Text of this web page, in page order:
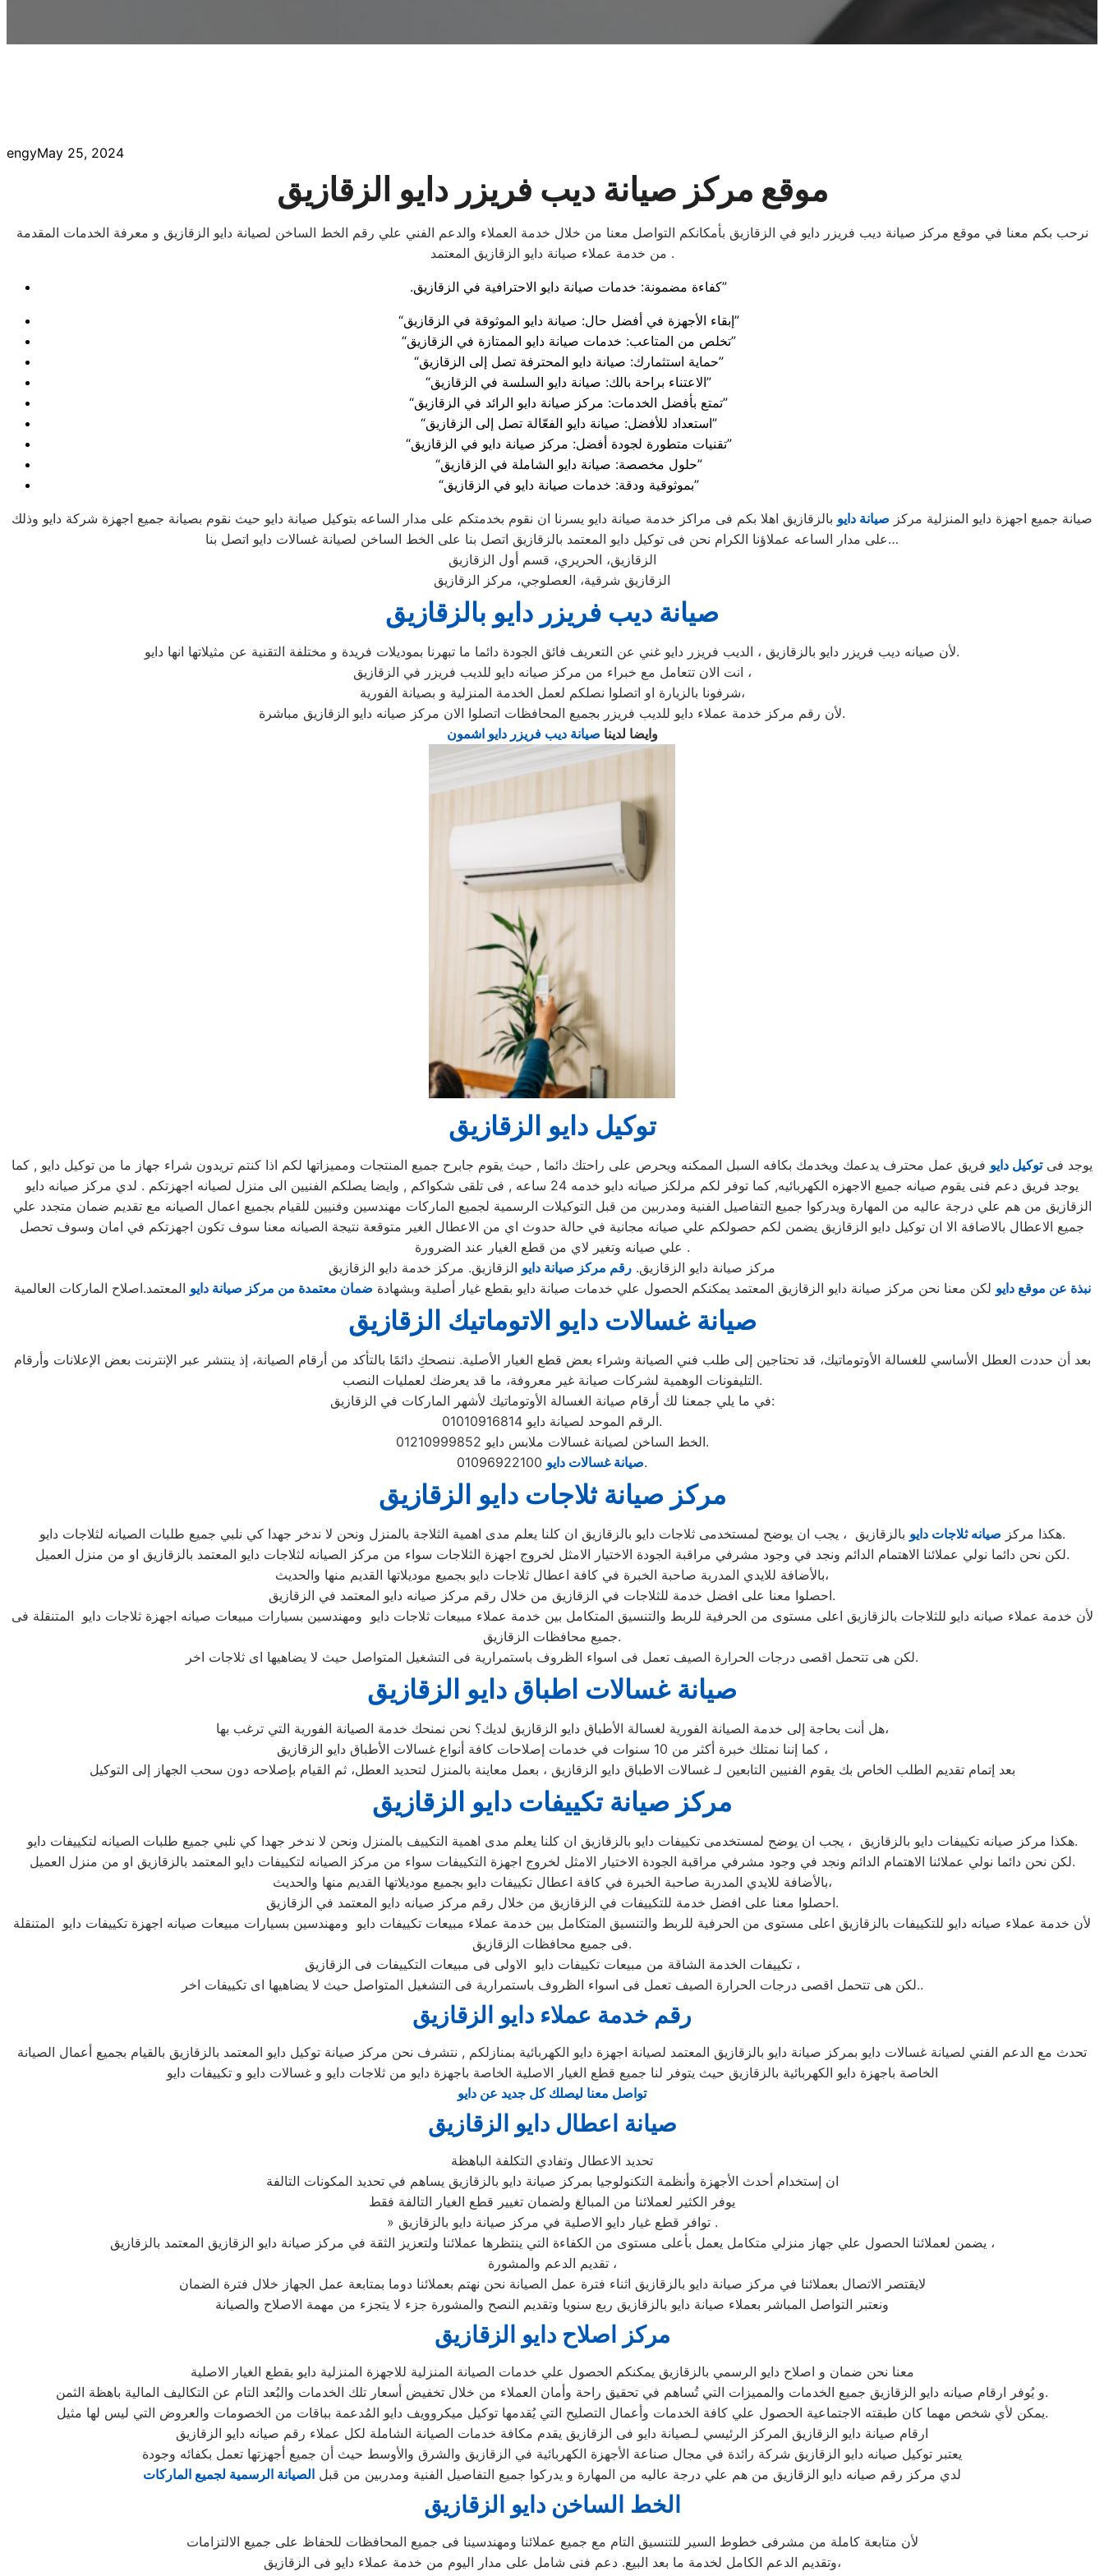
engyMay 25, 2024
موقع مركز صيانة ديب فريزر دايو الزقازيق
نرحب بكم معنا في موقع مركز صيانة ديب فريزر دايو في الزقازيق بأمكانكم التواصل معنا من خلال خدمة العملاء والدعم الفني علي رقم الخط الساخن لصيانة دايو الزقازيق و معرفة الخدمات المقدمة
من خدمة عملاء صيانة دايو الزقازيق المعتمد .
.كفاءة مضمونة: خدمات صيانة دايو الاحترافية في الزقازيق”
“إبقاء الأجهزة في أفضل حال: صيانة دايو الموثوقة في الزقازيق”
“تخلص من المتاعب: خدمات صيانة دايو الممتازة في الزقازيق”
“حماية استثمارك: صيانة دايو المحترفة تصل إلى الزقازيق”
“الاعتناء براحة بالك: صيانة دايو السلسة في الزقازيق”
“تمتع بأفضل الخدمات: مركز صيانة دايو الرائد في الزقازيق”
“استعداد للأفضل: صيانة دايو الفعّالة تصل إلى الزقازيق”
“تقنيات متطورة لجودة أفضل: مركز صيانة دايو في الزقازيق”
“حلول مخصصة: صيانة دايو الشاملة في الزقازيق”
“بموثوقية ودقة: خدمات صيانة دايو في الزقازيق”
صيانة جميع اجهزة دايو المنزلية مركز صيانة دايو بالزقازيق اهلا بكم فى مراكز خدمة صيانة دايو يسرنا ان نقوم بخدمتكم على مدار الساعه بتوكيل صيانة دايو حيث نقوم بصيانة جميع اجهزة شركة دايو وذلك
على مدار الساعه عملاؤنا الكرام نحن فى توكيل دايو المعتمد بالزقازيق اتصل بنا على الخط الساخن لصيانة غسالات دايو اتصل بنا…
الزقازيق، الحريري، قسم أول الزقازيق
الزقازيق شرقية، العصلوجي، مركز الزقازيق
صيانة ديب فريزر دايو بالزقازيق
لأن صيانه ديب فريزر دايو بالزقازيق ، الديب فريزر دايو غني عن التعريف فائق الجودة دائما ما تبهرنا بموديلات فريدة و مختلفة التقنية عن مثيلاتها انها دايو.
انت الان تتعامل مع خبراء من مركز صيانه دايو للديب فريزر في الزقازيق ،
شرفونا بالزيارة او اتصلوا نصلكم لعمل الخدمة المنزلية و بصيانة الفورية،
لأن رقم مركز خدمة عملاء دايو للديب فريزر بجميع المحافظات اتصلوا الان مركز صيانه دايو الزقازيق مباشرة.
وايضا لدينا صيانة ديب فريزر دايو اشمون
توكيل دايو الزقازيق
يوجد فىتوكيل دايو فريق عمل محترف يدعمك ويخدمك بكافه السبل الممكنه ويحرص على راحتك دائما , حيث يقوم جابرح جميع المنتجات ومميزاتها لكم اذا كنتم تريدون شراء جهاز ما من توكيل دايو , كما
يوجد فريق دعم فنى يقوم صيانه جميع الاجهزه الكهربائيه, كما توفر لكم مرلكز صيانه دايو خدمه 24 ساعه , فى تلقى شكواكم , وايضا يصلكم الفنيين الى منزل لصيانه اجهزتكم . لدي مركز صيانه دايو
الزقازيق من هم علي درجة عاليه من المهارة ويدركوا جميع التفاصيل الفنية ومدربين من قبل التوكيلات الرسمية لجميع الماركات مهندسين وفنيين للقيام بجميع اعمال الصيانه مع تقديم ضمان متجدد علي
جميع الاعطال بالاضافة الا ان توكيل دايو الزقازيق يضمن لكم حصولكم علي صيانه مجانية في حالة حدوث اي من الاعطال الغير متوقعة نتيجة الصيانه معنا سوف تكون اجهزتكم في امان وسوف تحصل
علي صيانه وتغير لاي من قطع الغيار عند الضرورة .
مركز صيانة دايو الزقازيق. رقم مركز صيانة دايو الزقازيق. مركز خدمة دايو الزقازيق
نبذة عن موقع دايو لكن معنا نحن مركز صيانة دايو الزقازيق المعتمد يمكنكم الحصول علي خدمات صيانة دايو بقطع غيار أصلية وبشهادة ضمان معتمدة من مركز صيانة دايو المعتمد.اصلاح الماركات العالمية
صيانة غسالات دايو الاتوماتيك الزقازيق
بعد أن حددت العطل الأساسي للغسالة الأوتوماتيك، قد تحتاجين إلى طلب فني الصيانة وشراء بعض قطع الغيار الأصلية. ننصحكِ دائمًا بالتأكد من أرقام الصيانة، إذ ينتشر عبر الإنترنت بعض الإعلانات وأرقام
التليفونات الوهمية لشركات صيانة غير معروفة، ما قد يعرضك لعمليات النصب.
في ما يلي جمعنا لك أرقام صيانة الغسالة الأوتوماتيك لأشهر الماركات في الزقازيق:
الرقم الموحد لصيانة دايو 01010916814.
الخط الساخن لصيانة غسالات ملابس دايو 01210999852.
صيانة غسالات دايو01096922100.
مركز صيانة ثلاجات دايو الزقازيق
هكذا مركز صيانه ثلاجات دايو
بالزقازيق ، يجب ان يوضح لمستخدمى ثلاجات دايو بالزقازيق ان كلنا يعلم مدى اهمية الثلاجة بالمنزل ونحن لا ندخر جهدا كي نلبي جميع طلبات الصيانه لثلاجات دايو.
لكن نحن دائما نولي عملائنا الاهتمام الدائم ونجد في وجود مشرفي مراقبة الجودة الاختيار الامثل لخروج اجهزة الثلاجات سواء من مركز الصيانه لثلاجات دايو المعتمد بالزقازيق او من منزل العميل.
بالأضافة للايدي المدربة صاحبة الخبرة في كافة اعطال ثلاجات دايو بجميع موديلاتها القديم منها والحديث،
احصلوا معنا على افضل خدمة للثلاجات في الزقازيق من خلال رقم مركز صيانه دايو المعتمد في الزقازيق.
لأن خدمة عملاء صيانه دايو للثلاجات بالزقازيق اعلى مستوى من الحرفية للربط والتنسيق المتكامل بين خدمة عملاء مبيعات ثلاجات دايو ومهندسين بسيارات مبيعات صيانه اجهزة ثلاجات دايو المتنقلة فى
جميع محافظات الزقازيق.
لكن هى تتحمل اقصى درجات الحرارة الصيف تعمل فى اسواء الظروف باستمرارية فى التشغيل المتواصل حيث لا يضاهيها اى ثلاجات اخر.
صيانة غسالات اطباق دايو الزقازيق
هل أنت بحاجة إلى خدمة الصيانة الفورية لغسالة الأطباق دايو الزقازيق لديك؟ نحن نمنحك خدمة الصيانة الفورية التي ترغب بها،
كما إننا نمتلك خبرة أكثر من 10 سنوات في خدمات إصلاحات كافة أنواع غسالات الأطباق دايو الزقازيق ،
بعد إتمام تقديم الطلب الخاص بك يقوم الفنيين التابعين لـ غسالات الاطباق دايو الزقازيق ، بعمل معاينة بالمنزل لتحديد العطل، ثم القيام بإصلاحه دون سحب الجهاز إلى التوكيل
مركز صيانة تكييفات دايو الزقازيق
هكذا مركز صيانه تكييفات دايو بالزقازيق ، يجب ان يوضح لمستخدمى تكييفات دايو بالزقازيق ان كلنا يعلم مدى اهمية التكييف بالمنزل ونحن لا ندخر جهدا كي نلبي جميع طلبات الصيانه لتكييفات دايو.
لكن نحن دائما نولي عملائنا الاهتمام الدائم ونجد في وجود مشرفي مراقبة الجودة الاختيار الامثل لخروج اجهزة التكييفات سواء من مركز الصيانه لتكييفات دايو المعتمد بالزقازيق او من منزل العميل.
بالأضافة للايدي المدربة صاحبة الخبرة في كافة اعطال تكييفات دايو بجميع موديلاتها القديم منها والحديث،
احصلوا معنا على افضل خدمة للتكييفات في الزقازيق من خلال رقم مركز صيانه دايو المعتمد في الزقازيق.
لأن خدمة عملاء صيانه دايو للتكييفات بالزقازيق اعلى مستوى من الحرفية للربط والتنسيق المتكامل بين خدمة عملاء مبيعات تكييفات دايو ومهندسين بسيارات مبيعات صيانه اجهزة تكييفات دايو المتنقلة
فى جميع محافظات الزقازيق.
تكييفات الخدمة الشاقة من مبيعات تكييفات دايو الاولى فى مبيعات التكييفات فى الزقازيق ،
لكن هى تتحمل اقصى درجات الحرارة الصيف تعمل فى اسواء الظروف باستمرارية فى التشغيل المتواصل حيث لا يضاهيها اى تكييفات اخر..
رقم خدمة عملاء دايو الزقازيق
تحدث مع الدعم الفني لصيانة غسالات دايو بمركز صيانة دايو بالزقازيق المعتمد لصيانة اجهزة دايو الكهربائية بمنازلكم , نتشرف نحن مركز صيانة توكيل دايو المعتمد بالزقازيق بالقيام بجميع أعمال الصيانة
الخاصة باجهزة دايو الكهربائية بالزقازيق حيث يتوفر لنا جميع قطع الغيار الاصلية الخاصة باجهزة دايو من ثلاجات دايو و غسالات دايو و تكييفات دايو
تواصل معنا ليصلك كل جديد عن دايو
صيانة اعطال دايو الزقازيق
تحديد الاعطال وتفادي التكلفة الباهظة
ان إستخدام أحدث الأجهزة وأنظمة التكنولوجيا بمركز صيانة دايو بالزقازيق يساهم في تحديد المكونات التالفة
يوفر الكثير لعملائنا من المبالغ ولضمان تغيير قطع الغيار التالفة فقط
» توافر قطع غيار دايو الاصلية في مركز صيانة دايو بالزقازيق .
يضمن لعملائنا الحصول علي جهاز منزلي متكامل يعمل بأعلى مستوى من الكفاءة التي ينتظرها عملائنا ولتعزيز الثقة في مركز صيانة دايو الزقازيق المعتمد بالزقازيق ،
تقديم الدعم والمشورة ،
لايقتصر الاتصال بعملائنا في مركز صيانة دايو بالزقازيق اثناء فترة عمل الصيانة نحن نهتم بعملائنا دوما بمتابعة عمل الجهاز خلال فترة الضمان
ونعتبر التواصل المباشر بعملاء صيانة دايو بالزقازيق ربع سنويا وتقديم النصح والمشورة جزء لا يتجزء من مهمة الاصلاح والصيانة
مركز اصلاح دايو الزقازيق
معنا نحن ضمان و اصلاح دايو الرسمي بالزقازيق يمكنكم الحصول علي خدمات الصيانة المنزلية للاجهزة المنزلية دايو بقطع الغيار الاصلية
و يُوفر ارقام صيانه دايو الزقازيق جميع الخدمات والمميزات التي تُساهم في تحقيق راحة وأمان العملاء من خلال تخفيض أسعار تلك الخدمات والبُعد التام عن التكاليف المالية باهظة الثمن.
يمكن لأي شخص مهما كان طبقته الاجتماعية الحصول علي كافة الخدمات وأعمال التصليح التي يُقدمها توكيل ميكروويف دايو المُدعمة بباقات من الخصومات والعروض التي ليس لها مثيل.
ارقام صيانة دايو الزقازيق المركز الرئيسي لـصيانة دايو فى الزقازيق يقدم مكافة خدمات الصيانة الشاملة لكل عملاء رقم صيانه دايو الزقازيق
يعتبر توكيل صيانه دايو الزقازيق شركة رائدة في مجال صناعة الأجهزة الكهربائية في الزقازيق والشرق والأوسط حيث أن جميع أجهزتها تعمل بكفائه وجودة
لدي مركز رقم صيانه دايو الزقازيق من هم علي درجة عاليه من المهارة و يدركوا جميع التفاصيل الفنية ومدربين من قبل الصيانة الرسمية لجميع الماركات
الخط الساخن دايو الزقازيق
لأن متابعة كاملة من مشرفى خطوط السير للتنسيق التام مع جميع عملائنا ومهندسينا فى جميع المحافظات للحفاظ على جميع الالتزامات
وتقديم الدعم الكامل لخدمة ما بعد البيع. دعم فنى شامل على مدار اليوم من خدمة عملاء دايو فى الزقازيق،